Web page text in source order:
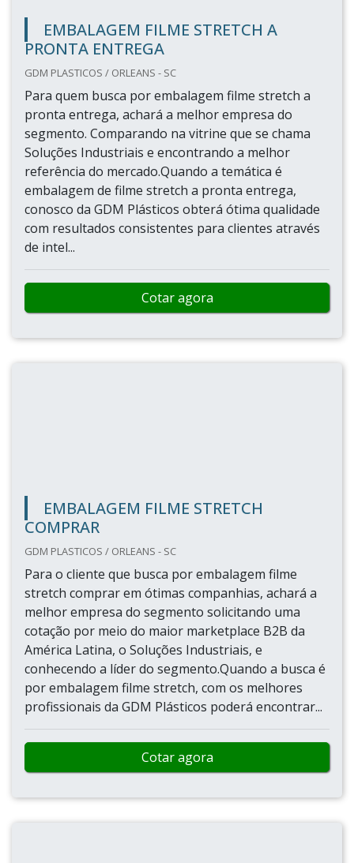
EMBALAGEM FILME STRETCH A
PRONTA ENTREGA
GDM PLASTICOS / ORLEANS - SC
Para quem busca por embalagem filme stretch a
pronta entrega, achará a melhor empresa do
segmento. Comparando na vitrine que se chama
Soluções Industriais e encontrando a melhor
referência do mercado.Quando a temática é
embalagem de filme stretch a pronta entrega,
conosco da GDM Plásticos obterá ótima qualidade
com resultados consistentes para clientes através
de intel...
Cotar agora
EMBALAGEM FILME STRETCH
COMPRAR
GDM PLASTICOS / ORLEANS - SC
Para o cliente que busca por embalagem filme
stretch comprar em ótimas companhias, achará a
melhor empresa do segmento solicitando uma
cotação por meio do maior marketplace B2B da
América Latina, o Soluções Industriais, e
conhecendo a líder do segmento.Quando a busca é
por embalagem filme stretch, com os melhores
profissionais da GDM Plásticos poderá encontrar...
Cotar agora